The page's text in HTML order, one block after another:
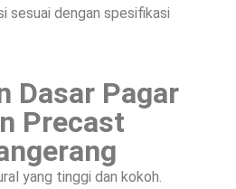
sesuai dengan spesifikasi
Dasar Pagar
Precast
yang tinggi dan kokoh.